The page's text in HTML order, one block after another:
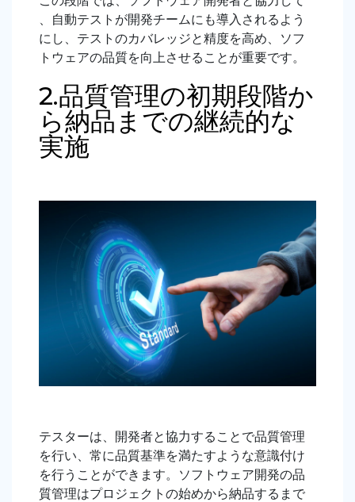
、自動テストが開発チームにも導入されるよう
にし、テストのカバレッジと精度を高め、ソフ
トウェアの品質を向上させることが重要です。
2.品質管理の初期段階か
ら納品までの継続的な
実施
テスターは、開発者と協力することで品質管理
を行い、常に品質基準を満たすような意識付け
を行うことができます。ソフトウェア開発の品
質管理はプロジェクトの始めから納品するまで